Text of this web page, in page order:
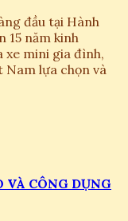
đầu tại Hành
năm kinh
xe mini gia đình,
lựa chọn và
CÔNG DỤNG